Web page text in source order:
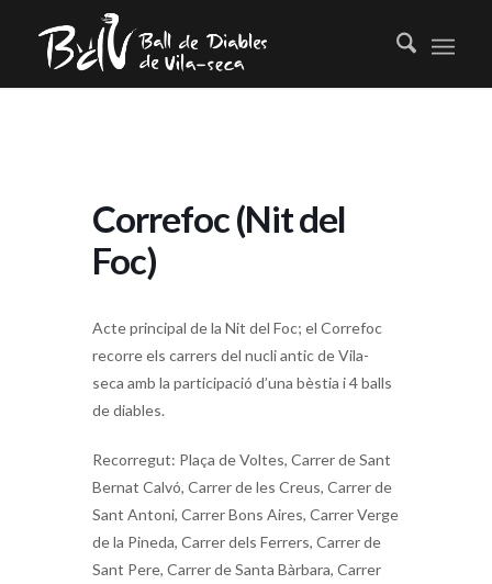
Correfoc (Nit del
Foc)
Acte principal de la Nit del Foc; el Correfoc
recorre els carrers del nucli antic de Vila-
seca amb la participació d’una bèstia i 4 balls
de diables.
Recorregut: Plaça de Voltes, Carrer de Sant
Bernat Calvó, Carrer de les Creus, Carrer de
Sant Antoni, Carrer Bons Aires, Carrer Verge
de la Pineda, Carrer dels Ferrers, Carrer de
Sant Pere, Carrer de Santa Bàrbara, Carrer